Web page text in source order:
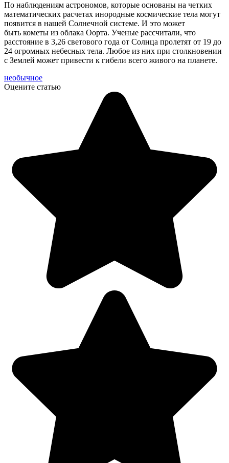
По наблюдениям астрономов, которые основаны на четких
математических расчетах инородные космические тела могут
появится в нашей Солнечной системе. И это может
быть кометы из облака Оорта. Ученые рассчитали, что
расстояние в 3,26 светового года от Солнца пролетят от 19 до
24 огромных небесных тела. Любое из них при столкновении
с Землей может привести к гибели всего живого на планете.
необычное
Оцените статью